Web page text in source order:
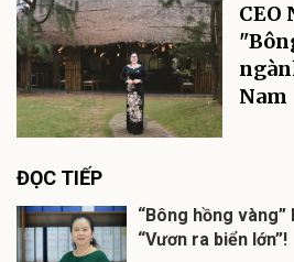
CEO
Nam
ĐỌC TIẾP
“Bông hồng
“Vươn ra biển lớn”!